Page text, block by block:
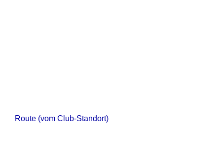
Route (vom Club-Standort)